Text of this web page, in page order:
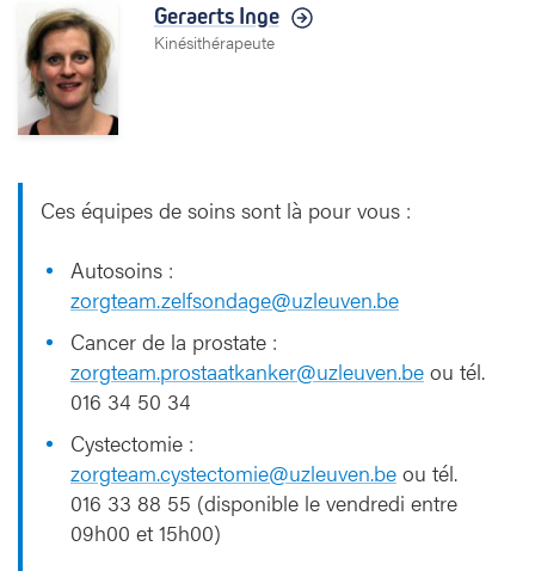
Geraerts Inge
Kinésithérapeute
Ces équipes de soins sont là pour vous :
Autosoins :
zorgteam.zelfsondage@uzleuven.be
Cancer de la prostate :
zorgteam.prostaatkanker@uzleuven.be ou tél.
016 34 50 34
Cystectomie :
zorgteam.cystectomie@uzleuven.be ou tél.
016 33 88 55 (disponible le vendredi entre
09h00 et 15h00)